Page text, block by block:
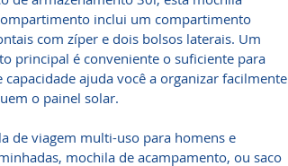
inclui um compartimento
com zíper e dois bolsos laterais. Um
principal é conveniente o suficiente para
ajuda você a organizar facilmente
o painel solar.
de viagem multi-uso para homens e
mochila de acampamento, ou saco